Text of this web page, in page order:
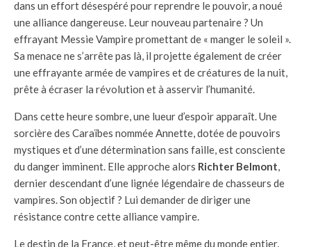
dans un effort désespéré pour reprendre le pouvoir, a noué
une alliance dangereuse. Leur nouveau partenaire ? Un
effrayant Messie Vampire promettant de « manger le soleil ».
Sa menace ne s’arrête pas là, il projette également de créer
une effrayante armée de vampires et de créatures de la nuit,
prête à écraser la révolution et à asservir l’humanité.
Dans cette heure sombre, une lueur d’espoir apparaît. Une
sorcière des Caraïbes nommée Annette, dotée de pouvoirs
mystiques et d’une détermination sans faille, est consciente
du danger imminent. Elle approche alors Richter Belmont,
dernier descendant d’une lignée légendaire de chasseurs de
vampires. Son objectif ? Lui demander de diriger une
résistance contre cette alliance vampire.
Le destin de la France, et peut-être même du monde entier,